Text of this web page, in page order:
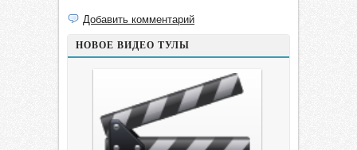
Добавить комментарий
НОВОЕ ВИДЕО ТУЛЫ